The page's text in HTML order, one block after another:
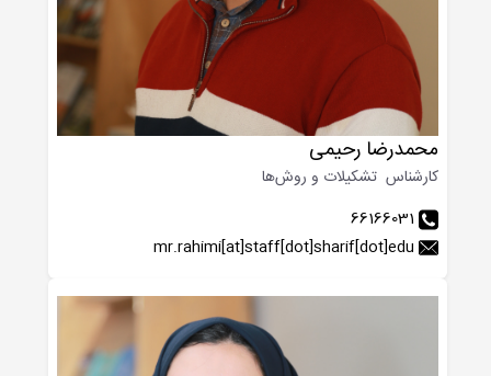
محمدرضا رحیمی
کارشناس تشکیلات و روش‌ها
66166031
mr.rahimi[at]staff[dot]sharif[dot]edu